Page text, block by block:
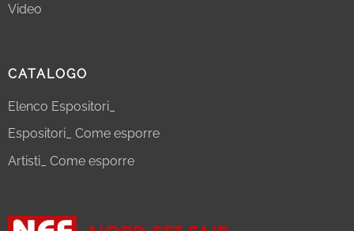
Video
CATALOGO
Elenco Espositori_
Espositori_ Come esporre
Artisti_ Come esporre